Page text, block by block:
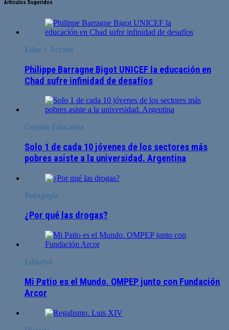
Artículos Sugeridos
Educ + Acción
Philippe Barragne Bigot UNICEF la educación en
Chad sufre infinidad de desafíos
Gestión Educativa
Solo 1 de cada 10 jóvenes de los sectores más
pobres asiste a la universidad. Argentina
Pedagogía
¿Por qué las drogas?
Editorial
Mi Patio es el Mundo. OMPEP junto con Fundación
Arcor